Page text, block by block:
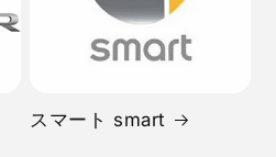
スマート smart